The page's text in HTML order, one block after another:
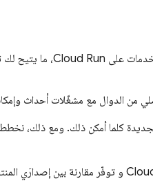
على Cloud Run، ما يتيح
من الدوال مع مشغّلات أحداث
كلما أمكن ذلك. ومع ذلك،
و توفّر مقارنة بين إصدارَي